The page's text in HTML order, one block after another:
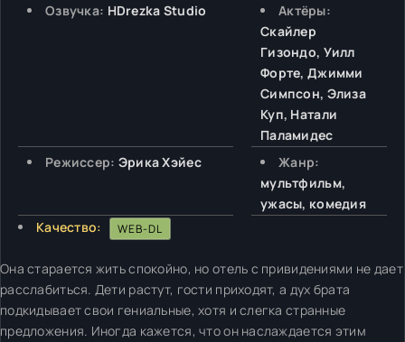
Озвучка: HDrezka Studio
Актёры:
Скайлер
Гизондо, Уилл
Форте, Джимми
Симпсон, Элиза
Куп, Натали
Паламидес
Режиссер: Эрика Хэйес
Жанр:
мультфильм,
ужасы, комедия
Качество:
WEB-DL
Она старается жить спокойно, но отель с привидениями не дает
расслабиться. Дети растут, гости приходят, а дух брата
подкидывает свои гениальные, хотя и слегка странные
предложения. Иногда кажется, что он наслаждается этим